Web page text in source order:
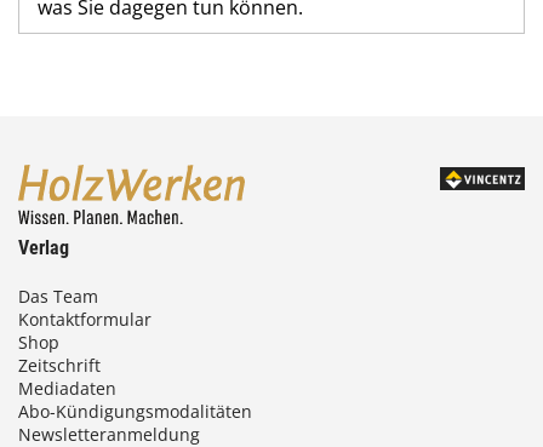
was Sie dagegen tun können.
Verlag
Das Team
Kontaktformular
Shop
Zeitschrift
Mediadaten
Abo-Kündigungsmodalitäten
Newsletteranmeldung